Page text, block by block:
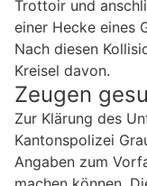
Trottoir und
einer Hecke eines
Nach diesen
Kreisel davon.
Zeugen
Zur Klärung des
Kantonspolizei
Angaben zum